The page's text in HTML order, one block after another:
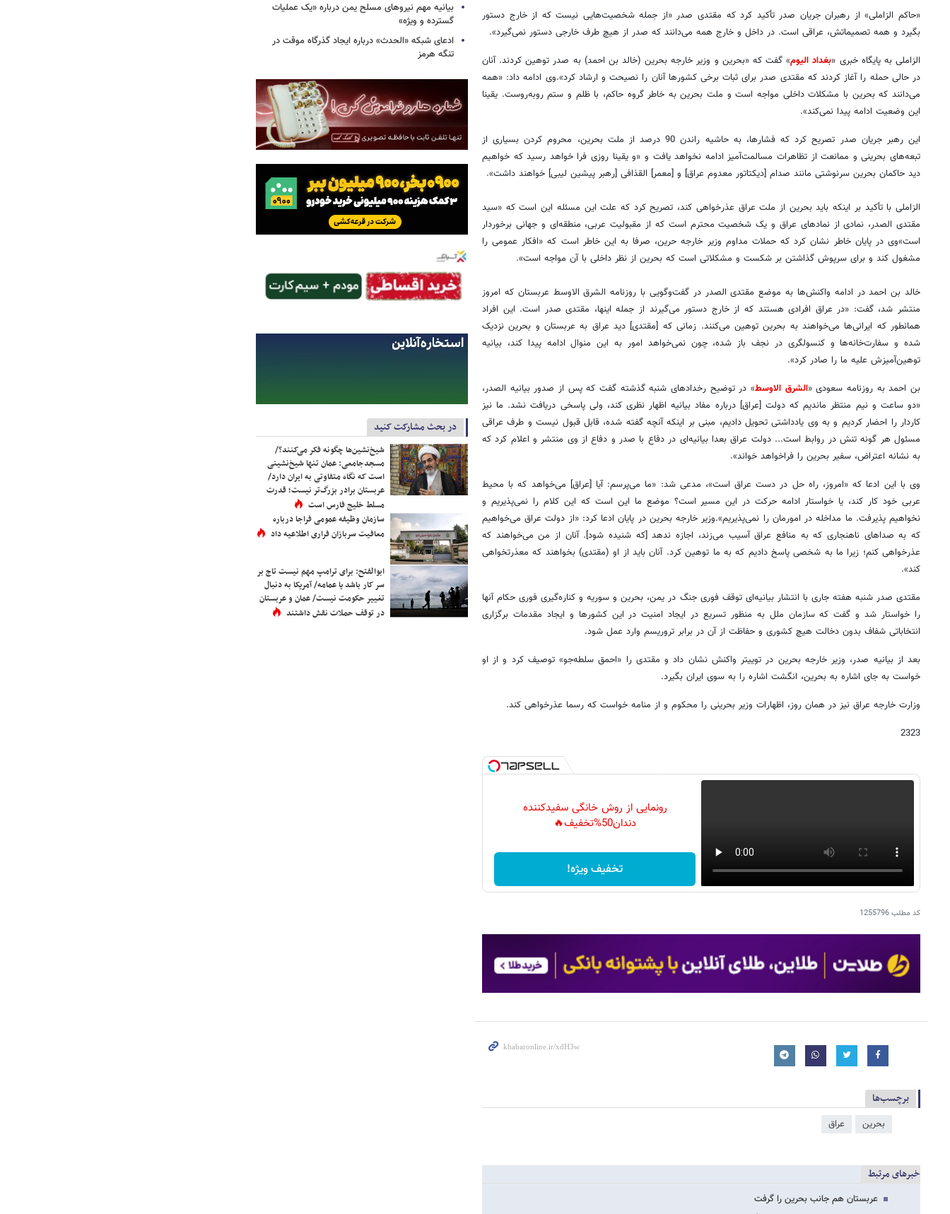
«حاکم الزاملی» از رهبران جریان صدر تأکید کرد که مقتدی صدر «از جمله شخصیت‌هایی نیست که از خارج دستور
بگیرد و همه تصمیماتش، عراقی است. در داخل و خارج همه می‌دانند که صدر از هیچ طرف خارجی دستور نمی‌گیرد».
الزاملی به پایگاه خبری «بغداد الیوم» گفت که «بحرین و وزیر خارجه بحرین (خالد بن احمد) به صدر توهین کردند. آنان
در حالی حمله را آغاز کردند که مقتدی صدر برای ثبات برخی کشورها آنان را نصیحت و ارشاد کرد».وی ادامه داد: «همه
می‌دانند که بحرین با مشکلات داخلی مواجه است و ملت بحرین به خاطر گروه حاکم، با ظلم و ستم روبه‌روست. یقینا
این وضعیت ادامه پیدا نمی‌کند».
این رهبر جریان صدر تصریح کرد که فشارها، به حاشیه راندن 90 درصد از ملت بحرین، محروم کردن بسیاری از
تبعه‌های بحرینی و ممانعت از تظاهرات مسالمت‌آمیز ادامه نخواهد یافت و «و یقینا روزی فرا خواهد رسید که خواهیم
دید حاکمان بحرین سرنوشتی مانند صدام [دیکتاتور معدوم عراق] و [معمر] القذافی [رهبر پیشین لیبی] خواهند داشت».
الزاملی با تأکید بر اینکه باید بحرین از ملت عراق عذرخواهی کند، تصریح کرد که علت این مسئله این است که «سید
مقتدی الصدر، نمادی از نمادهای عراق و یک شخصیت محترم است که از مقبولیت عربی، منطقه‌ای و جهانی برخوردار
است»وی در پایان خاطر نشان کرد که حملات مداوم وزیر خارجه حرین، صرفا به این خاطر است که «افکار عمومی را
مشغول کند و برای سرپوش گذاشتن بر شکست و مشکلاتی است که بحرین از نظر داخلی با آن مواجه است».
خالد بن احمد در ادامه واکنش‌ها به موضع مقتدی الصدر در گفت‌وگویی با روزنامه الشرق الاوسط عربستان که امروز
منتشر شد، گفت: «در عراق افرادی هستند که از خارج دستور می‌گیرند از جمله اینها،‌ مقتدی صدر است. این افراد
همانطور که ایرانی‌ها می‌خواهند به بحرین توهین می‌کنند. زمانی که [مقتدی] دید عراق به عربستان و بحرین نزدیک
شده و سفارت‌خانه‌ها و کنسولگری در نجف باز شده، چون نمی‌خواهد امور به این منوال ادامه پیدا کند، بیانیه
توهین‌آمیزش علیه ما را صادر کرد».
بن احمد به روزنامه سعودی «الشرق الاوسط» در توضیح رخدادهای شنبه گذشته گفت که پس از صدور بیانیه الصدر،
«دو ساعت و نیم منتظر ماندیم که دولت [عراق] درباره مفاد بیانیه اظهار نظری کند، ولی پاسخی دریافت نشد. ما نیز
کاردار را احضار کردیم و به وی یادداشتی تحویل دادیم، مبنی بر اینکه آنچه گفته شده، قابل قبول نیست و طرف عراقی
مسئول هر گونه تنش در روابط است... دولت عراق بعدا بیانیه‌ای در دفاع با صدر و دفاع از وی منتشر و اعلام کرد که
به نشانه اعتراض، سفیر بحرین را فراخواهد خواند».
وی با این ادعا که «امروز، راه حل در دست عراق است»، مدعی شد: «ما می‌پرسم: آیا [عراق] می‌خواهد که با محیط
عربی خود کار کند، یا خواستار ادامه حرکت در این مسیر است؟ موضع ما این است که این کلام را نمی‌پذیریم و
نخواهیم پذیرفت. ما مداخله در امورمان را نمی‌پذیریم».وزیر خارجه بحرین در پایان ادعا کرد: «از دولت عراق می‌خواهیم
که به صداهای ناهنجاری که به منافع عراق آسیب می‌زند، اجازه ندهد [که شنیده شود]. آنان از من می‌خواهند که
عذرخواهی کنم؛ زیرا ما به شخصی پاسخ دادیم که به ما توهین کرد. آنان باید از او (مقتدی) بخواهند که معذرتخواهی
کند».
مقتدی صدر شنبه هفته جاری با انتشار بیانیه‌ای توقف فوری جنگ در یمن، بحرین و سوریه و کناره‌گیری فوری حکام آنها
را خواستار شد و گفت که سازمان ملل به منظور تسریع در ایجاد امنیت در این کشورها و ایجاد مقدمات برگزاری
انتخاباتی شفاف بدون دخالت هیچ کشوری و حفاظت از آن در برابر تروریسم وارد عمل شود.
بعد از بیانیه صدر، وزیر خارجه بحرین در توییتر واکنش نشان داد و مقتدی را «احمق سلطه‌جو» توصیف کرد و از او
خواست به جای اشاره به بحرین، انگشت اشاره را به سوی ایران بگیرد.
وزارت خارجه عراق نیز در همان روز، اظهارات وزیر بحرینی را محکوم و از منامه خواست که رسما عذرخواهی کند.
2323
رونمایی از روش خانگی سفیدکننده
دندان50%تخفیف🔥
تخفیف ویژه!
کد مطلب1255796
برچسب‌ها
بحرین عراق
خبرهای مرتبط
عربستان هم جانب بحرین را گرفت
بیانیه مهم نیروهای مسلح یمن درباره «یک عملیات
گسترده و ویژه»
ادعای شبکه «الحدث» درباره ایجاد گذرگاه موقت در
تنگه هرمز
در بحث مشارکت کنید
شیخ‌نشین‌ها چگونه فکر می‌کنند؟/
مسجدجامعی: عمان تنها شیخ‌نشینی
است که نگاه متفاوتی به ایران دارد/
عربستان برادر بزرگ‌تر نیست؛ قدرت
مسلط خلیج فارس است
سازمان وظیفه عمومی فراجا درباره
معافیت سربازان فراری اطلاعیه داد
ابوالفتح: برای ترامپ مهم نیست تاج بر
سر کار باشد یا عمامه/ آمریکا به دنبال
تغییر حکومت نیست/ عمان و عربستان
در توقف حملات نقش داشتند